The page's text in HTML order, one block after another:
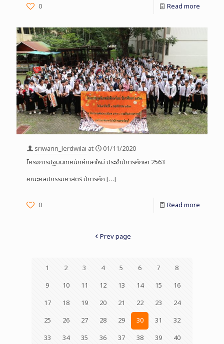
0 Read more
sriwarin_lerdwilai at
01/11/2020
โครงการปฐมนิเทศนักศึกษาใหม่ ประจำปีการศึกษา 2563
คณะศิลปกรรมศาสตร์ ปีการศึก […]
0 Read more
Prev page
1 2 3 4 5 6 7
8
9
10 11 12 13 14 15
16
17
18 19 20 21 22 23
24
25
26 27 28 29 30 31
32
33
34 35 36 37 38 39
40